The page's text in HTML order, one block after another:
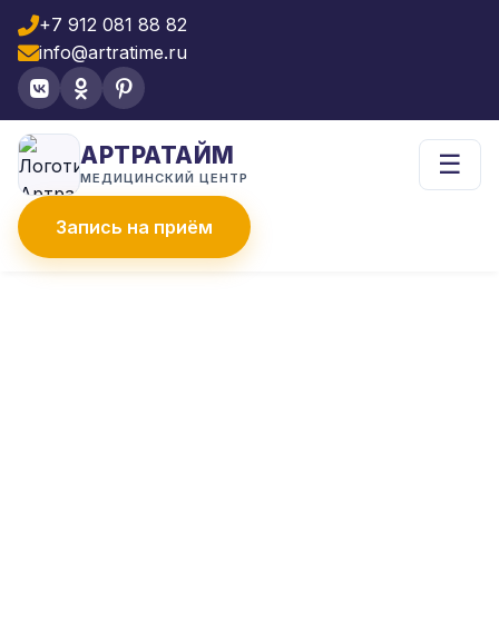
+7 912 081 88 82
info@artratime.ru
АРТРАТАЙМ
МЕДИЦИНСКИЙ ЦЕНТР
Запись на приём
☰